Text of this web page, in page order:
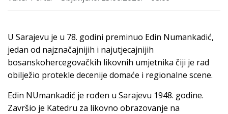
U Sarajevu je u 78. godini preminuo Edin Numankadić,
jedan od najznačajnijih i najutjecajnijih
bosanskohercegovačkih likovnih umjetnika čiji je rad
obilježio protekle decenije domaće i regionalne scene.
Edin NUmankadić je rođen u Sarajevu 1948. godine.
Završio je Katedru za likovno obrazovanje na